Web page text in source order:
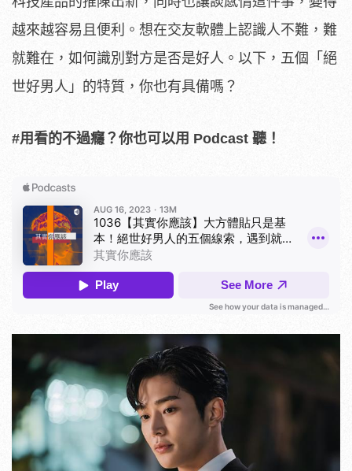
越來越容易且便利。想在交友軟體上認識人不難，難
就難在，如何識別對方是否是好人。以下，五個「絕
世好男人」的特質，你也有具備嗎？
#用看的不過癮？你也可以用 Podcast 聽！